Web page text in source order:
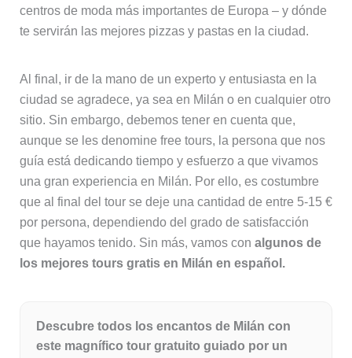
centros de moda más importantes de Europa – y dónde
te servirán las mejores pizzas y pastas en la ciudad.
Al final, ir de la mano de un experto y entusiasta en la
ciudad se agradece, ya sea en Milán o en cualquier otro
sitio. Sin embargo, debemos tener en cuenta que,
aunque se les denomine free tours, la persona que nos
guía está dedicando tiempo y esfuerzo a que vivamos
una gran experiencia en Milán. Por ello, es costumbre
que al final del tour se deje una cantidad de entre 5-15 €
por persona, dependiendo del grado de satisfacción
que hayamos tenido. Sin más, vamos con algunos de
los mejores tours gratis en Milán en español.
Descubre todos los encantos de Milán con
este magnífico tour gratuito guiado por un